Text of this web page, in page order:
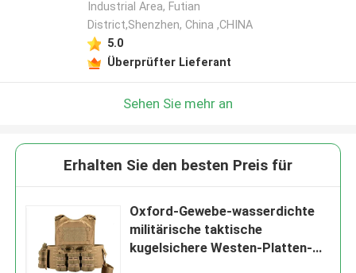
Industrial Area, Futian
District,Shenzhen, China ,CHINA
5.0
Überprüfter Lieferant
Sehen Sie mehr an
Erhalten Sie den besten Preis für
Oxford-Gewebe-wasserdichte
militärische taktische
kugelsichere Westen-Platten-